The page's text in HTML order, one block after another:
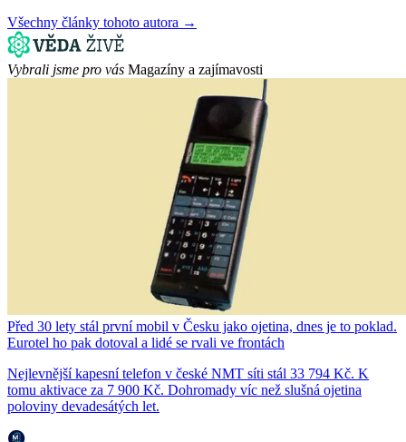
Všechny články tohoto autora →
Vybrali jsme pro vás Magazíny a zajímavosti
Před 30 lety stál první mobil v Česku jako ojetina, dnes je to poklad.
Eurotel ho pak dotoval a lidé se rvali ve frontách
Nejlevnější kapesní telefon v české NMT síti stál 33 794 Kč. K
tomu aktivace za 7 900 Kč. Dohromady víc než slušná ojetina
poloviny devadesátých let.